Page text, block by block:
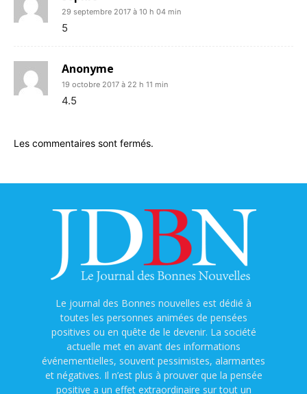
29 septembre 2017 à 10 h 04 min
5
Anonyme
19 octobre 2017 à 22 h 11 min
4.5
Les commentaires sont fermés.
Le journal des Bonnes nouvelles est dédié à
toutes les personnes animées de pensées
positives ou en quête de le devenir. La société
actuelle met en avant des informations
événementielles, souvent pessimistes, alarmantes
et négatives. Il n’est plus à prouver que la pensée
positive a un effet extraordinaire sur tout un